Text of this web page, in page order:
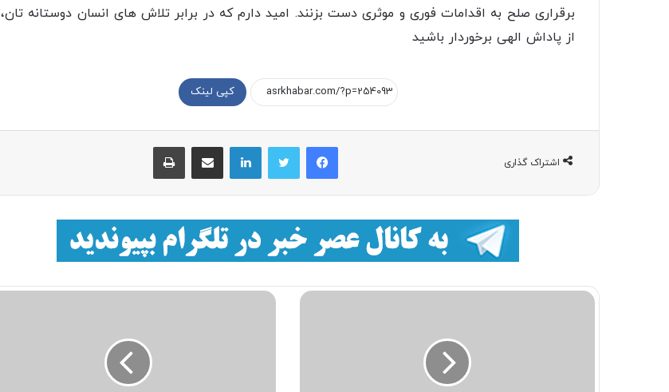
برقراری صلح به اقدامات فوری و موثری دست بزنند. امید دارم که در برابر تلاش های انسان دوستانه تان،
از پاداش الهی برخوردار باشید
کپی لینک
اشتراک گذاری
فیسبوک لینکداین